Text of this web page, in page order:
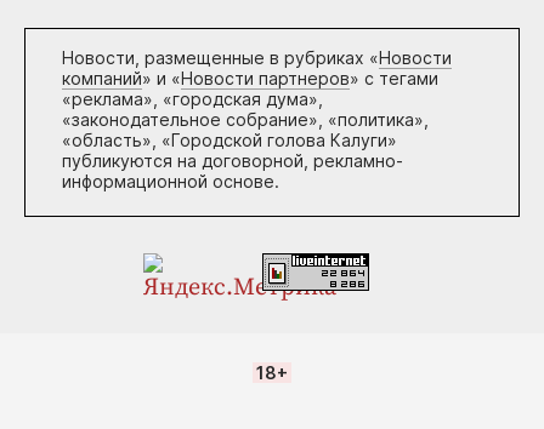
Новости, размещенные в рубриках «Новости
компаний» и «Новости партнеров» с тегами
«реклама», «городская дума»,
«законодательное собрание», «политика»,
«область», «Городской голова Калуги»
публикуются на договорной, рекламно-
информационной основе.
18+